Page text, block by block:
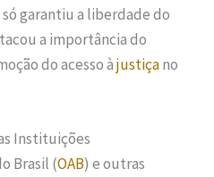
garantiu a liberdade do
a importância do
do acesso àjustiçano
Instituições
Brasil (OAB) e outras